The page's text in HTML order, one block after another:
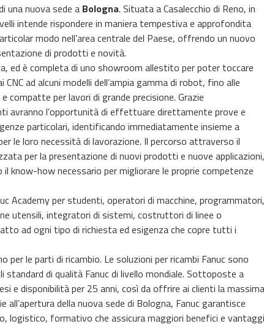
una nuova sede a Bologna. Situata a Casalecchio di Reno, in
intende rispondere in maniera tempestiva e approfondita
modo nell’area centrale del Paese, offrendo un nuovo
di prodotti e novità.
ed è completa di uno showroom allestito per poter toccare
ad alcuni modelli dell’ampia gamma di robot, fino alle
compatte per lavori di grande precisione. Grazie
avranno l’opportunità di effettuare direttamente prove e
particolari, identificando immediatamente insieme a
le loro necessità di lavorazione. Il percorso attraverso il
per la presentazione di nuovi prodotti e nuove applicazioni,
how necessario per migliorare le proprie competenze
Academy per studenti, operatori di macchine, programmatori,
utensili, integratori di sistemi, costruttori di linee o
ad ogni tipo di richiesta ed esigenza che copre tutti i
le parti di ricambio. Le soluzioni per ricambi Fanuc sono
di qualità Fanuc di livello mondiale. Sottoposte a
e disponibilità per 25 anni, così da offrire ai clienti la massima
della nuova sede di Bologna, Fanuc garantisce
logistico, formativo che assicura maggiori benefici e vantaggi